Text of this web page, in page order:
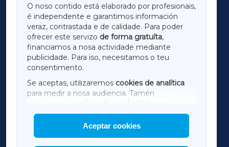
O noso contido está elaborado por profesionais,
é independente e garantimos información
veraz, contrastada e de calidade. Para poder
ofrecer este servizo de forma gratuíta,
financiamos a nosa actividade mediante
publicidade. Para iso, necesitamos o teu
consentimento.
Se aceptas, utilizaremos cookies de analítica
para medir a nosa audiencia. Tamén
utilizaremos
cookies de marketing
mostrar publicidade de terceiros.
Así mesmo, podes personalizar a elección das
cookies que desexas permitir.
Aceptar cookies
LUGOXA
TERRACHAXA
AMARIÑAXA
RIBEIRASACRAXA